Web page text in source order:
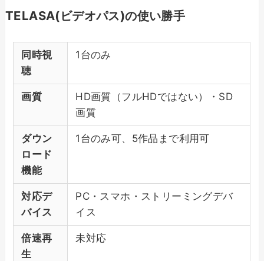
TELASA(ビデオパス)の使い勝手
同時視
聴
1台のみ
画質
HD画質（フルHDではない）・SD
画質
ダウン
ロード
機能
1台のみ可、5作品まで利用可
対応デ
バイス
PC・スマホ・ストリーミングデバ
イス
倍速再
生
未対応